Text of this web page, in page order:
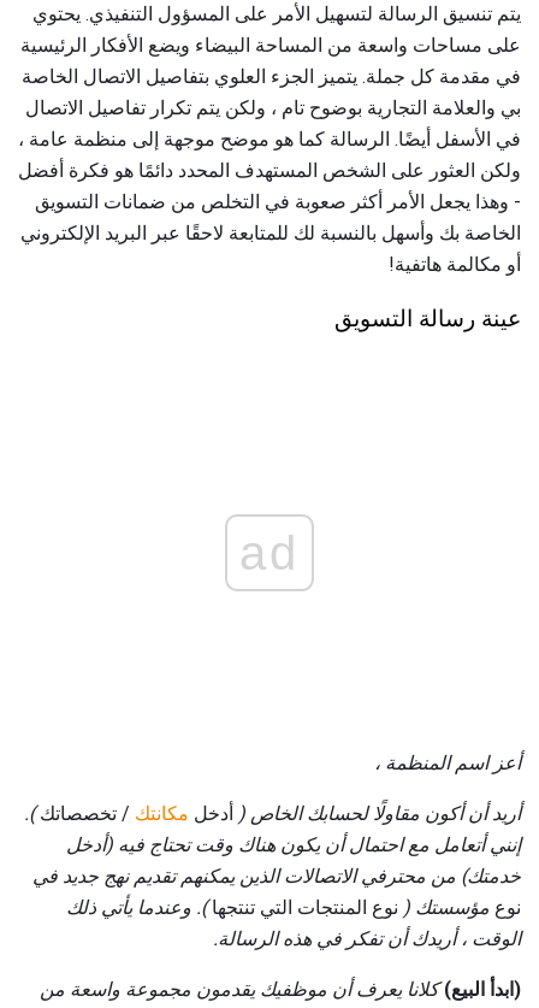
يتم تنسيق الرسالة لتسهيل الأمر على المسؤول التنفيذي. يحتوي
على مساحات واسعة من المساحة البيضاء ويضع الأفكار الرئيسية
في مقدمة كل جملة. يتميز الجزء العلوي بتفاصيل الاتصال الخاصة
بي والعلامة التجارية بوضوح تام ، ولكن يتم تكرار تفاصيل الاتصال
في الأسفل أيضًا. الرسالة كما هو موضح موجهة إلى منظمة عامة ،
ولكن العثور على الشخص المستهدف المحدد دائمًا هو فكرة أفضل
- وهذا يجعل الأمر أكثر صعوبة في التخلص من ضمانات التسويق
الخاصة بك وأسهل بالنسبة لك للمتابعة لاحقًا عبر البريد الإلكتروني
أو مكالمة هاتفية!
عينة رسالة التسويق
ad
أعز اسم المنظمة ،
أريد أن أكون مقاولًا لحسابك الخاص ( أدخل مكانتك / تخصصاتك).
إنني أتعامل مع احتمال أن يكون هناك وقت تحتاج فيه (أدخل
خدمتك) من محترفي الاتصالات الذين يمكنهم تقديم نهج جديد في
نوع مؤسستك ( نوع المنتجات التي تنتجها). وعندما يأتي ذلك
الوقت ، أريدك أن تفكر في هذه الرسالة.
(ابدأ البيع) كلانا يعرف أن موظفيك يقدمون مجموعة واسعة من